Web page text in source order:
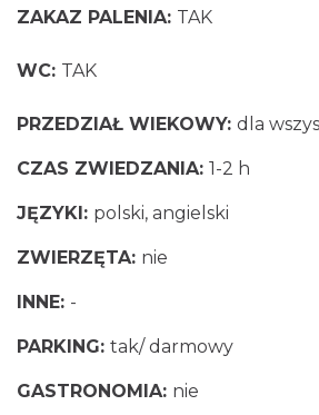
ZAKAZ PALENIA: TAK
WC: TAK
PRZEDZIAŁ WIEKOWY: dla
CZAS ZWIEDZANIA: 1-2 h
JĘZYKI: polski, angielski
ZWIERZĘTA: nie
INNE: -
PARKING: tak/ darmowy
GASTRONOMIA: nie